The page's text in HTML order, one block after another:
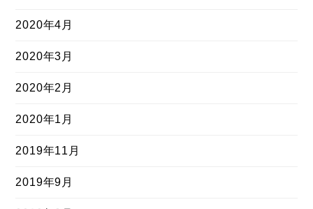
2020年4月
2020年3月
2020年2月
2020年1月
2019年11月
2019年9月